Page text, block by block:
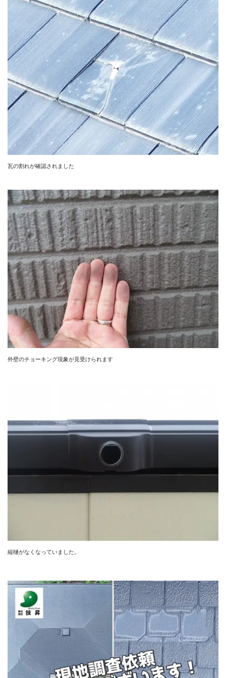
瓦の割れが確認されました
外壁のチョーキング現象が見受けられます
縦樋がなくなっていました。